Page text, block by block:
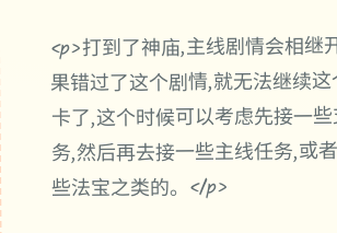
<p>打到了神庙,主线剧情会相继
果错过了这个剧情,就无法继续
卡了,这个时候可以考虑先接一
务,然后再去接一些主线任务,或
些法宝之类的。</p>